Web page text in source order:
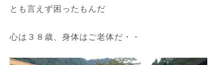
とも言えず困ったもんだ
心は３８歳、身体はご老体だ・・